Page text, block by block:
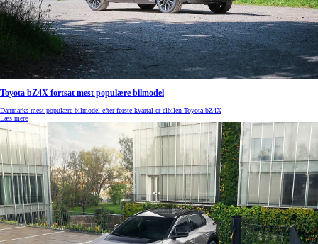
Toyota bZ4X fortsat mest populære bilmodel
Danmarks mest populære bilmodel efter første kvartal er elbilen Toyota bZ4X
Læs mere